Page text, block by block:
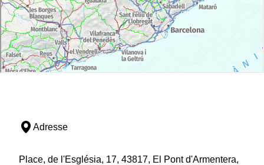
Adresse
Place, de l'Església, 17, 43817, El Pont d'Armentera,